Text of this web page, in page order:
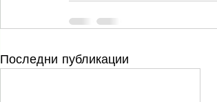
Последни публикации